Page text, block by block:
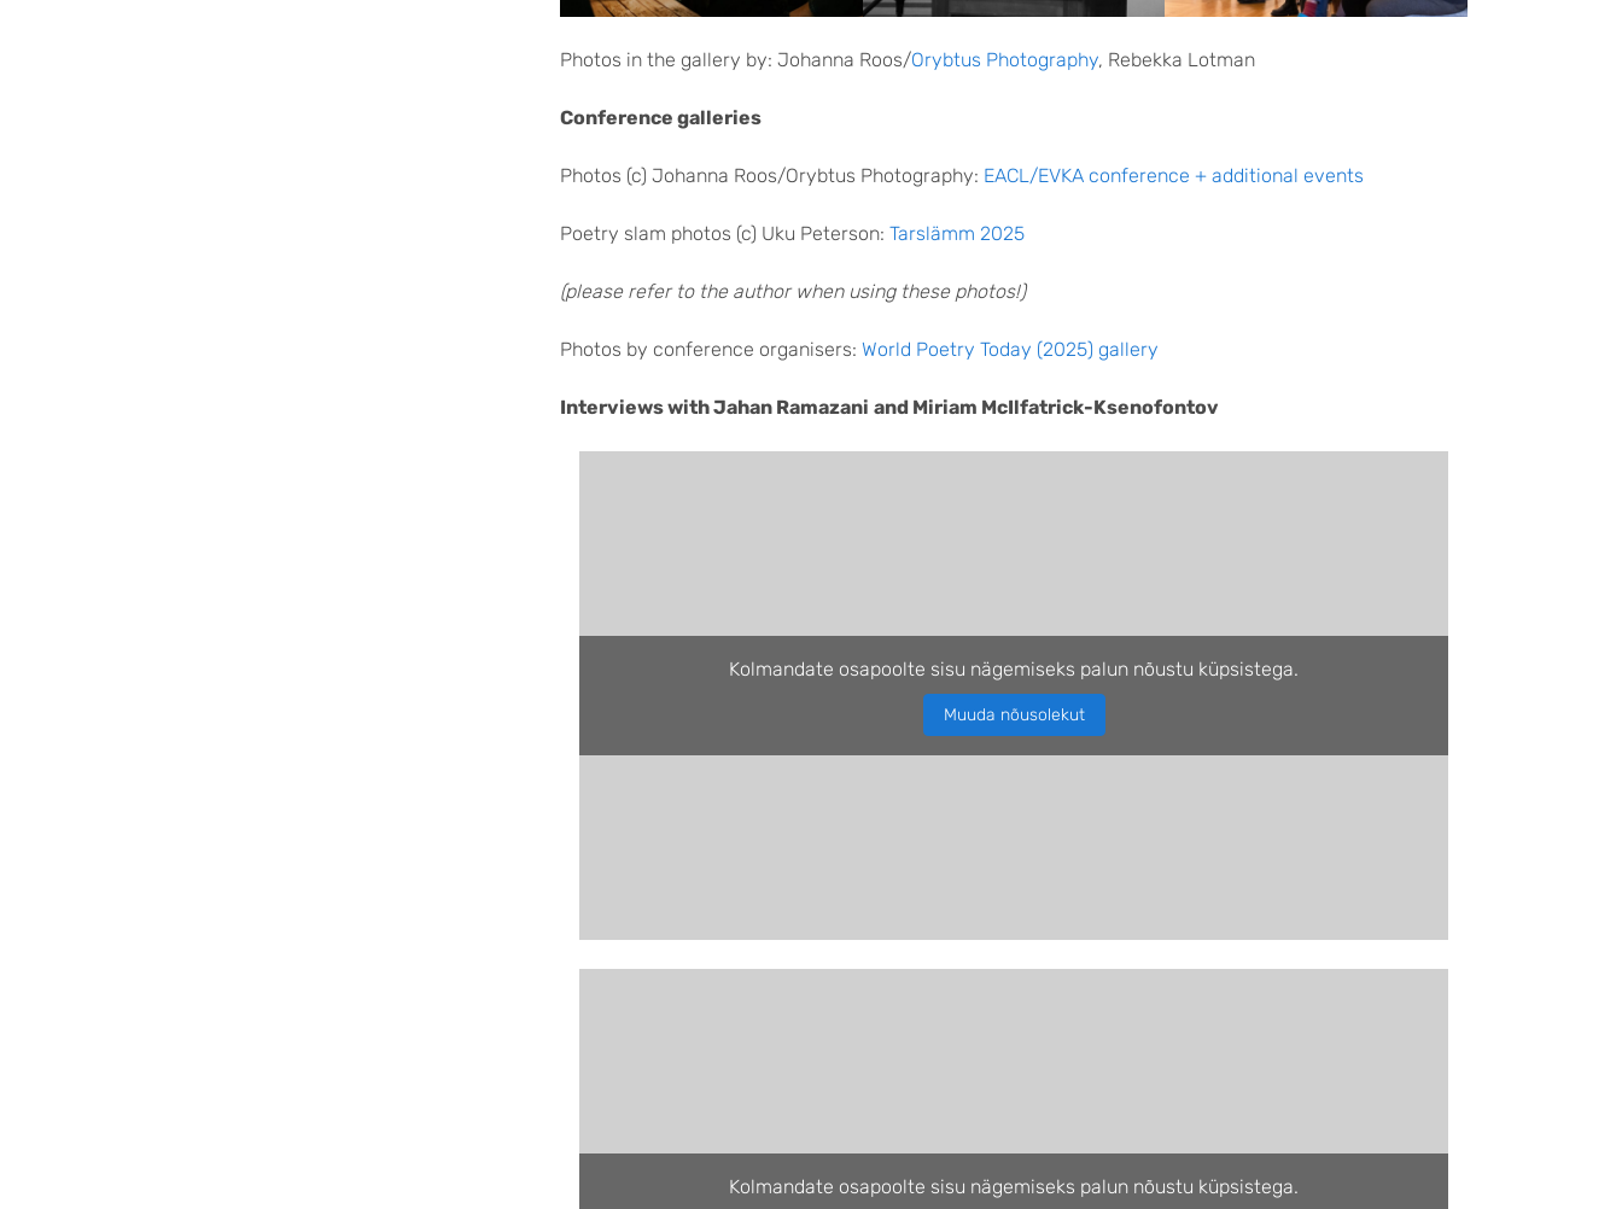
Photos in the gallery by: Johanna Roos/Orybtus Photography, Rebekka Lotman
Conference galleries
Photos (c) Johanna Roos/Orybtus Photography: EACL/EVKA conference + additional events
Poetry slam photos (c) Uku Peterson: Tarslämm 2025
(please refer to the author when using these photos!)
Photos by conference organisers: World Poetry Today (2025) gallery
Interviews with Jahan Ramazani and Miriam McIlfatrick-Ksenofontov
Kolmandate osapoolte sisu nägemiseks palun nõustu küpsistega.
Muuda nõusolekut
Kolmandate osapoolte sisu nägemiseks palun nõustu küpsistega.